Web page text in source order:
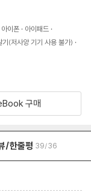
아이폰
아이패드
기(저사양 기기 사용 불가)
구매
/한줄평 39/36